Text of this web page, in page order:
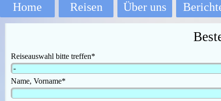
Home Reisen Über uns ▼
Reiseauswahl bitte treffen*
Name, Vorname*